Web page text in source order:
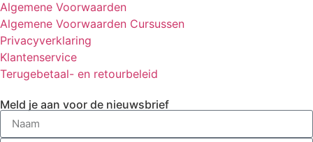
Algemene Voorwaarden
Algemene Voorwaarden Cursussen
Privacyverklaring
Klantenservice
Terugebetaal- en retourbeleid
Meld je aan voor de nieuwsbrief